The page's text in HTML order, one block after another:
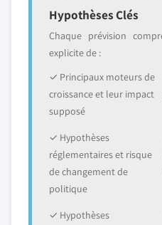
Hypothèses Clés
Chaque prévision
explicite de :
✓ Principaux moteurs de
croissance et leur impact
supposé
✓ Hypothèses
réglementaires et risque
de changement de
politique
✓ Hypothèses